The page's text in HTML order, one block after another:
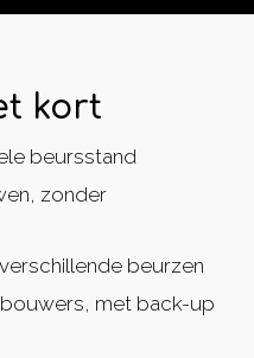
kort
beursstand
zonder
beurzen
met back-up